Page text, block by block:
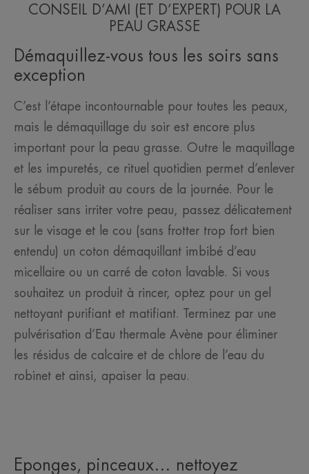
CONSEIL D’AMI (ET D’EXPERT) POUR LA
PEAU GRASSE
Démaquillez-vous tous les soirs sans
exception
C’est l’étape incontournable pour toutes les peaux,
mais le démaquillage du soir est encore plus
important pour la peau grasse. Outre le maquillage
et les impuretés, ce rituel quotidien permet d’enlever
le sébum produit au cours de la journée. Pour le
réaliser sans irriter votre peau, passez délicatement
sur le visage et le cou (sans frotter trop fort bien
entendu) un coton démaquillant imbibé d’eau
micellaire ou un carré de coton lavable. Si vous
souhaitez un produit à rincer, optez pour un gel
nettoyant purifiant et matifiant. Terminez par une
pulvérisation d’Eau thermale Avène pour éliminer
les résidus de calcaire et de chlore de l’eau du
robinet et ainsi, apaiser la peau.
Eponges, pinceaux… nettoyez